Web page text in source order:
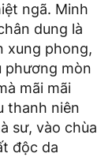
ngã. Minh
dung là
xung phong,
phương mòn
mãi mãi
thanh niên
sư, vào chùa
độc da